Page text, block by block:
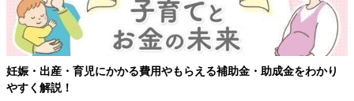
り 【ワクチン接種できるものも】妊婦の感染症対策、知っておい